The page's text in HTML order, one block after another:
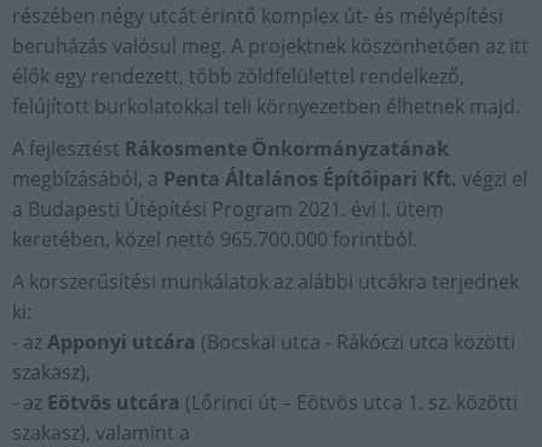
részében négy utcát érintő komplex út- és mélyépítési
beruházás valósul meg. A projektnek köszönhetően az itt
élők egy rendezett, több zöldfelülettel rendelkező,
felújított burkolatokkal teli környezetben élhetnek majd.
A fejlesztést Rákosmente Önkormányzatának
megbízásából, a Penta Általános Építőipari Kft. végzi el
a Budapesti Útépítési Program 2021. évi I. ütem
keretében, közel nettó 965.700.000 forintból.
A korszerűsítési munkálatok az alábbi utcákra terjednek
ki:
- azApponyi utcára (Bocskai utca - Rákóczi utca közötti
szakasz),
- az Eötvös utcára (Lőrinci út – Eötvös utca 1. sz. közötti
szakasz), valamint a